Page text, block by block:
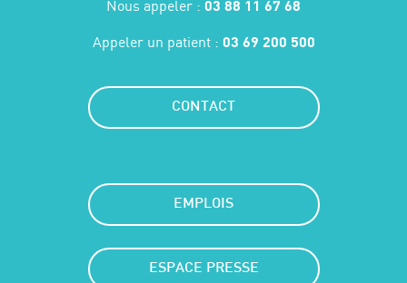
Nous appeler : 03 88 11 67 68
Appeler un patient : 03 69 200 500
CONTACT
EMPLOIS
ESPACE PRESSE